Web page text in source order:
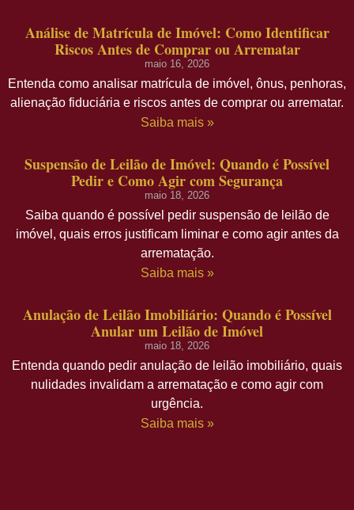
Análise de Matrícula de Imóvel: Como Identificar
Riscos Antes de Comprar ou Arrematar
maio 16, 2026
Entenda como analisar matrícula de imóvel, ônus, penhoras,
alienação fiduciária e riscos antes de comprar ou arrematar.
Saiba mais »
Suspensão de Leilão de Imóvel: Quando é Possível
Pedir e Como Agir com Segurança
maio 18, 2026
Saiba quando é possível pedir suspensão de leilão de
imóvel, quais erros justificam liminar e como agir antes da
arrematação.
Saiba mais »
Anulação de Leilão Imobiliário: Quando é Possível
Anular um Leilão de Imóvel
maio 18, 2026
Entenda quando pedir anulação de leilão imobiliário, quais
nulidades invalidam a arrematação e como agir com
urgência.
Saiba mais »